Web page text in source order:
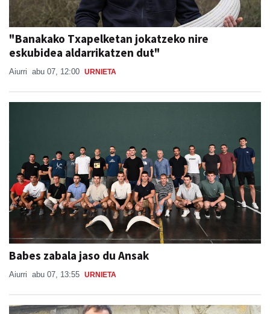
"Banakako Txapelketan jokatzeko nire
eskubidea aldarrikatzen dut"
Aiurri abu 07, 12:00 URNIETA
Babes zabala jaso du Ansak